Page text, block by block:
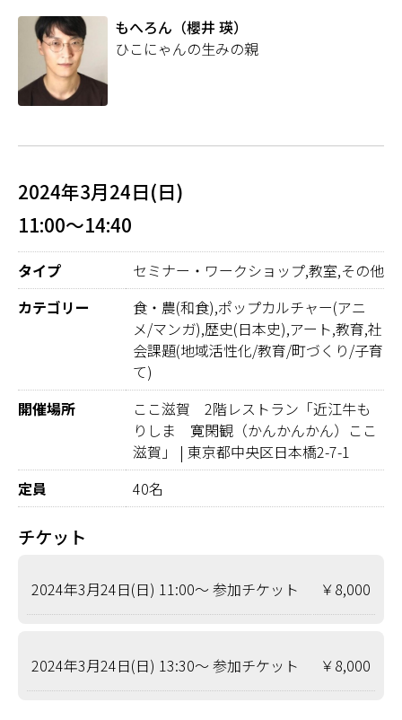
もへろん（櫻井 瑛）
ひこにゃんの生みの親
2024年3月24日(日)
11:00～14:40
タイプ
セミナー・ワークショップ,教室,その他
カテゴリー
食・農(和食),ポップカルチャー(アニ
メ/マンガ),歴史(日本史),アート,教育,社
会課題(地域活性化/教育/町づくり/子育
て)
開催場所
ここ滋賀 2階レストラン「近江牛も
りしま 寛閑観（かんかんかん）ここ
滋賀」 | 東京都中央区日本橋2-7-1
定員
40名
チケット
2024年3月24日(日) 11:00〜 参加チケット ￥8,000
2024年3月24日(日) 13:30〜 参加チケット ￥8,000